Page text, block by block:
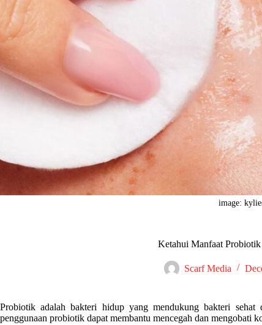
image:
Ketahui Manfaat
Scarf Media
Probiotik adalah bakteri hidup yang mendukung bakteri
penggunaan probiotik dapat membantu mencegah dan mengobati